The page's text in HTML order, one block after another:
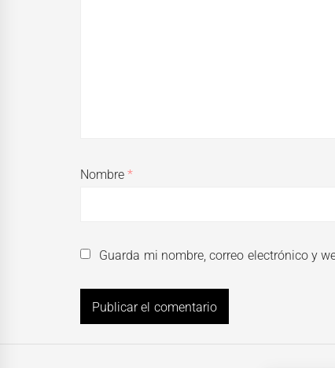
Nombre*
Guarda mi nombre, correo electrónico y